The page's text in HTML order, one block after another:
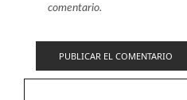
comentario.